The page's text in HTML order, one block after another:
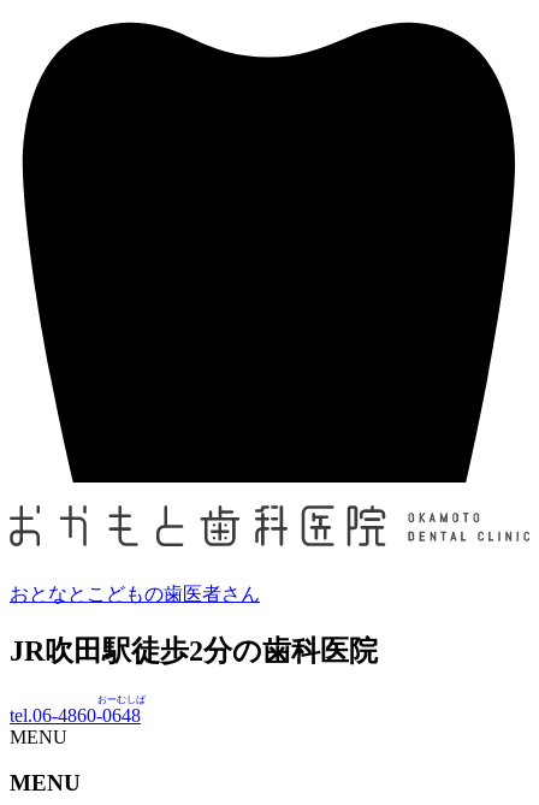
おとなとこどもの歯医者さん
JR吹田駅徒歩2分の歯科医院
tel.06-4860-0648
おーむしば
MENU
MENU